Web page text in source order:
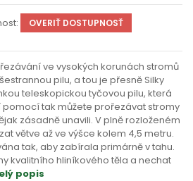
OVERIŤ DOSTUPNOSŤ
ve vysokých korunách stromů
pilu, a tou je přesně Silky
teleskopickou tyčovou pilu, která
pomocí tak můžete prořezávat stromy
zásadně unavili. V plně rozloženém
větve až ve výšce kolem 4,5 metru.
tak, aby zabírala primárně v tahu.
kvalitního hliníkového těla a nechat
popis